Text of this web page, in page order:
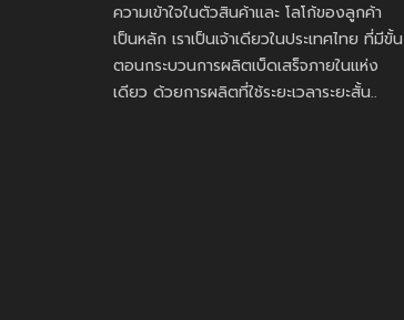
ความเข้าใจในตัวสินค้าและ โลโก้ของลูกค้า
เป็นหลัก เราเป็นเจ้าเดียวในประเทศไทย ที่มีขั้น
ตอนกระบวนการผลิตเบ็ดเสร็จภายในแห่ง
เดียว ด้วยการผลิตที่ใช้ระยะเวลาระยะสั้น..